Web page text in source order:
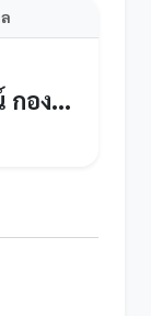
นางสาวสุรีรัตน์ กองขันท์